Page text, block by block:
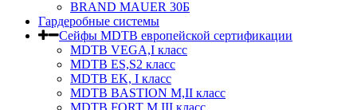
BRAND MAUER 30Б
Гардеробные системы
Сейфы MDTB европейской сертификации
MDTB VEGA,I класс
MDTB ES,S2 класс
MDTB EK, I класс
MDTB BASTION M,II класс
MDTB FORT M,III класс